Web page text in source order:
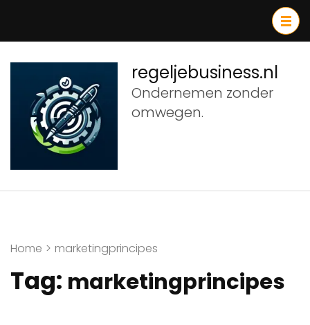
inhoud
(druk
Enter)
regeljebusiness.nl
Ondernemen zonder
omwegen.
Home > marketingprincipes
Tag: marketingprincipes